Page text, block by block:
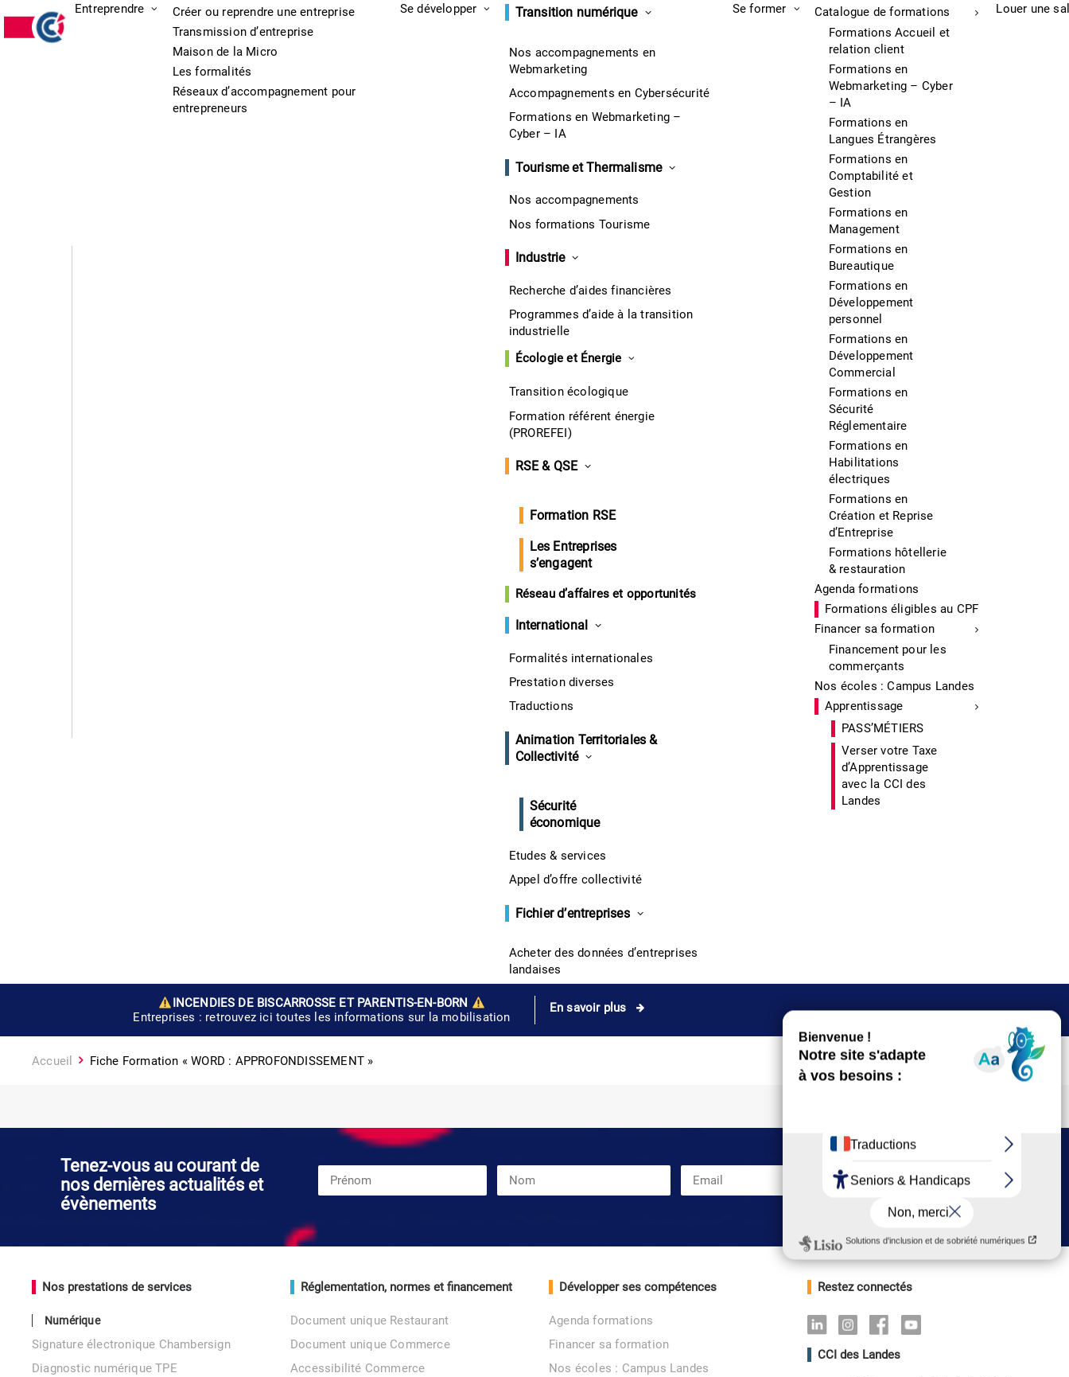
Entreprendre
Créer ou reprendre une entreprise
Transmission d’entreprise
Maison de la Micro
Les formalités
Réseaux d’accompagnement pour
entrepreneurs
Se développer Transition numérique
Nos accompagnements en
Webmarketing
Accompagnements en Cybersécurité
Formations en Webmarketing –
Cyber – IA
Tourisme et Thermalisme
Nos accompagnements
Nos formations Tourisme
Industrie
Recherche d’aides financières
Programmes d’aide à la transition
industrielle
Écologie et Énergie
Transition écologique
Formation référent énergie
(PROREFEI)
RSE & QSE
Formation RSE
Les Entreprises
s’engagent
Réseau d’affaires et opportunités
International
Formalités internationales
Prestation diverses
Traductions
Animation Territoriales &
Collectivité
Sécurité
économique
Etudes & services
Appel d’offre collectivité
Fichier d’entreprises
Acheter des données d’entreprises
landaises
Se former
Catalogue de formations
Formations Accueil et
relation client
Formations en
Webmarketing – Cyber
– IA
Formations en
Langues Étrangères
Formations en
Comptabilité et
Gestion
Formations en
Management
Formations en
Bureautique
Formations en
Développement
personnel
Formations en
Développement
Commercial
Formations en
Sécurité
Réglementaire
Formations en
Habilitations
électriques
Formations en
Création et Reprise
d’Entreprise
Formations hôtellerie
& restauration
Agenda formations
Formations éligibles au CPF
Financer sa formation
Financement pour les
commerçants
Nos écoles : Campus Landes
Apprentissage
PASS’MÉTIERS
Verser votre Taxe
d’Apprentissage
avec la CCI des
Landes
Louer une
INCENDIES DE BISCARROSSE ET PARENTIS-EN-BORN
Entreprises : retrouvez ici toutes les informations sur la mobilisation
En savoir plus
Accueil Fiche Formation « WORD : APPROFONDISSEMENT »
Tenez-vous au courant de
nos dernières actualités et
évènements
Nos prestations de services
Numérique
Signature électronique Chambersign
Diagnostic numérique TPE
Réglementation, normes et financement
Document unique Restaurant
Document unique Commerce
Accessibilité Commerce
Développer ses compétences
Agenda formations
Financer sa formation
Nos écoles : Campus Landes
Restez connectés
LinkedinInstagramFacebookYoutube
CCI des Landes